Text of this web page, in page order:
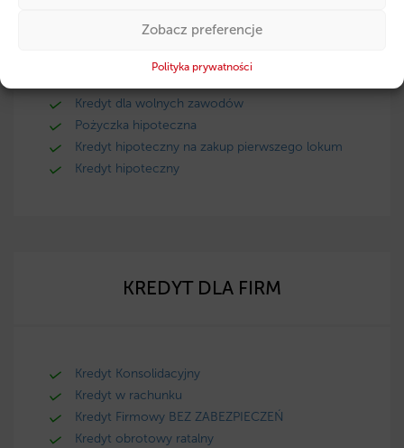
Zobacz preferencje
Polityka prywatności
Kredyt gotówkowy
Kredyt dla wolnych zawodów
Pożyczka hipoteczna
Kredyt hipoteczny na zakup pierwszego lokum
Kredyt hipoteczny
KREDYT DLA FIRM
Kredyt Konsolidacyjny
Kredyt w rachunku
Kredyt Firmowy BEZ ZABEZPIECZEŃ
Kredyt obrotowy ratalny